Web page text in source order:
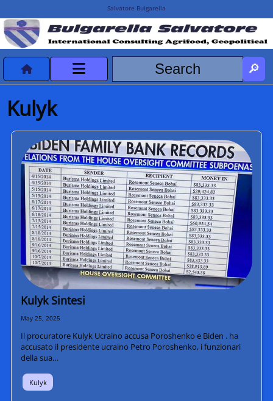
Salvatore Bulgarella
CVvCredits
HOME
DeclassificatiNC
Turismo Progetti
Projects Missions
Kulyk
Kulyk Sintesi
May 25, 2025
Il procuratore Kulyk Ucraino accusa Poroshenko e Biden . ha
accusato il presidente ucraino Petro Poroshenko, i funzionari
della sua…
Kulyk